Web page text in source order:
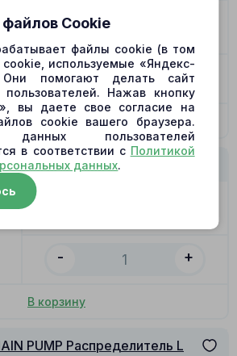
Цена
По запросу
PUMP Распределитель R
- +
В корзину
PUMP Распределитель L
Cookie
файлы cookie (в том
используемые «Яндекс-
Они помогают делать сайт
Нажав кнопку
вы даете свое согласие на
cookie вашего браузера.
данных пользователей
в соответствии с Политикой
данных.